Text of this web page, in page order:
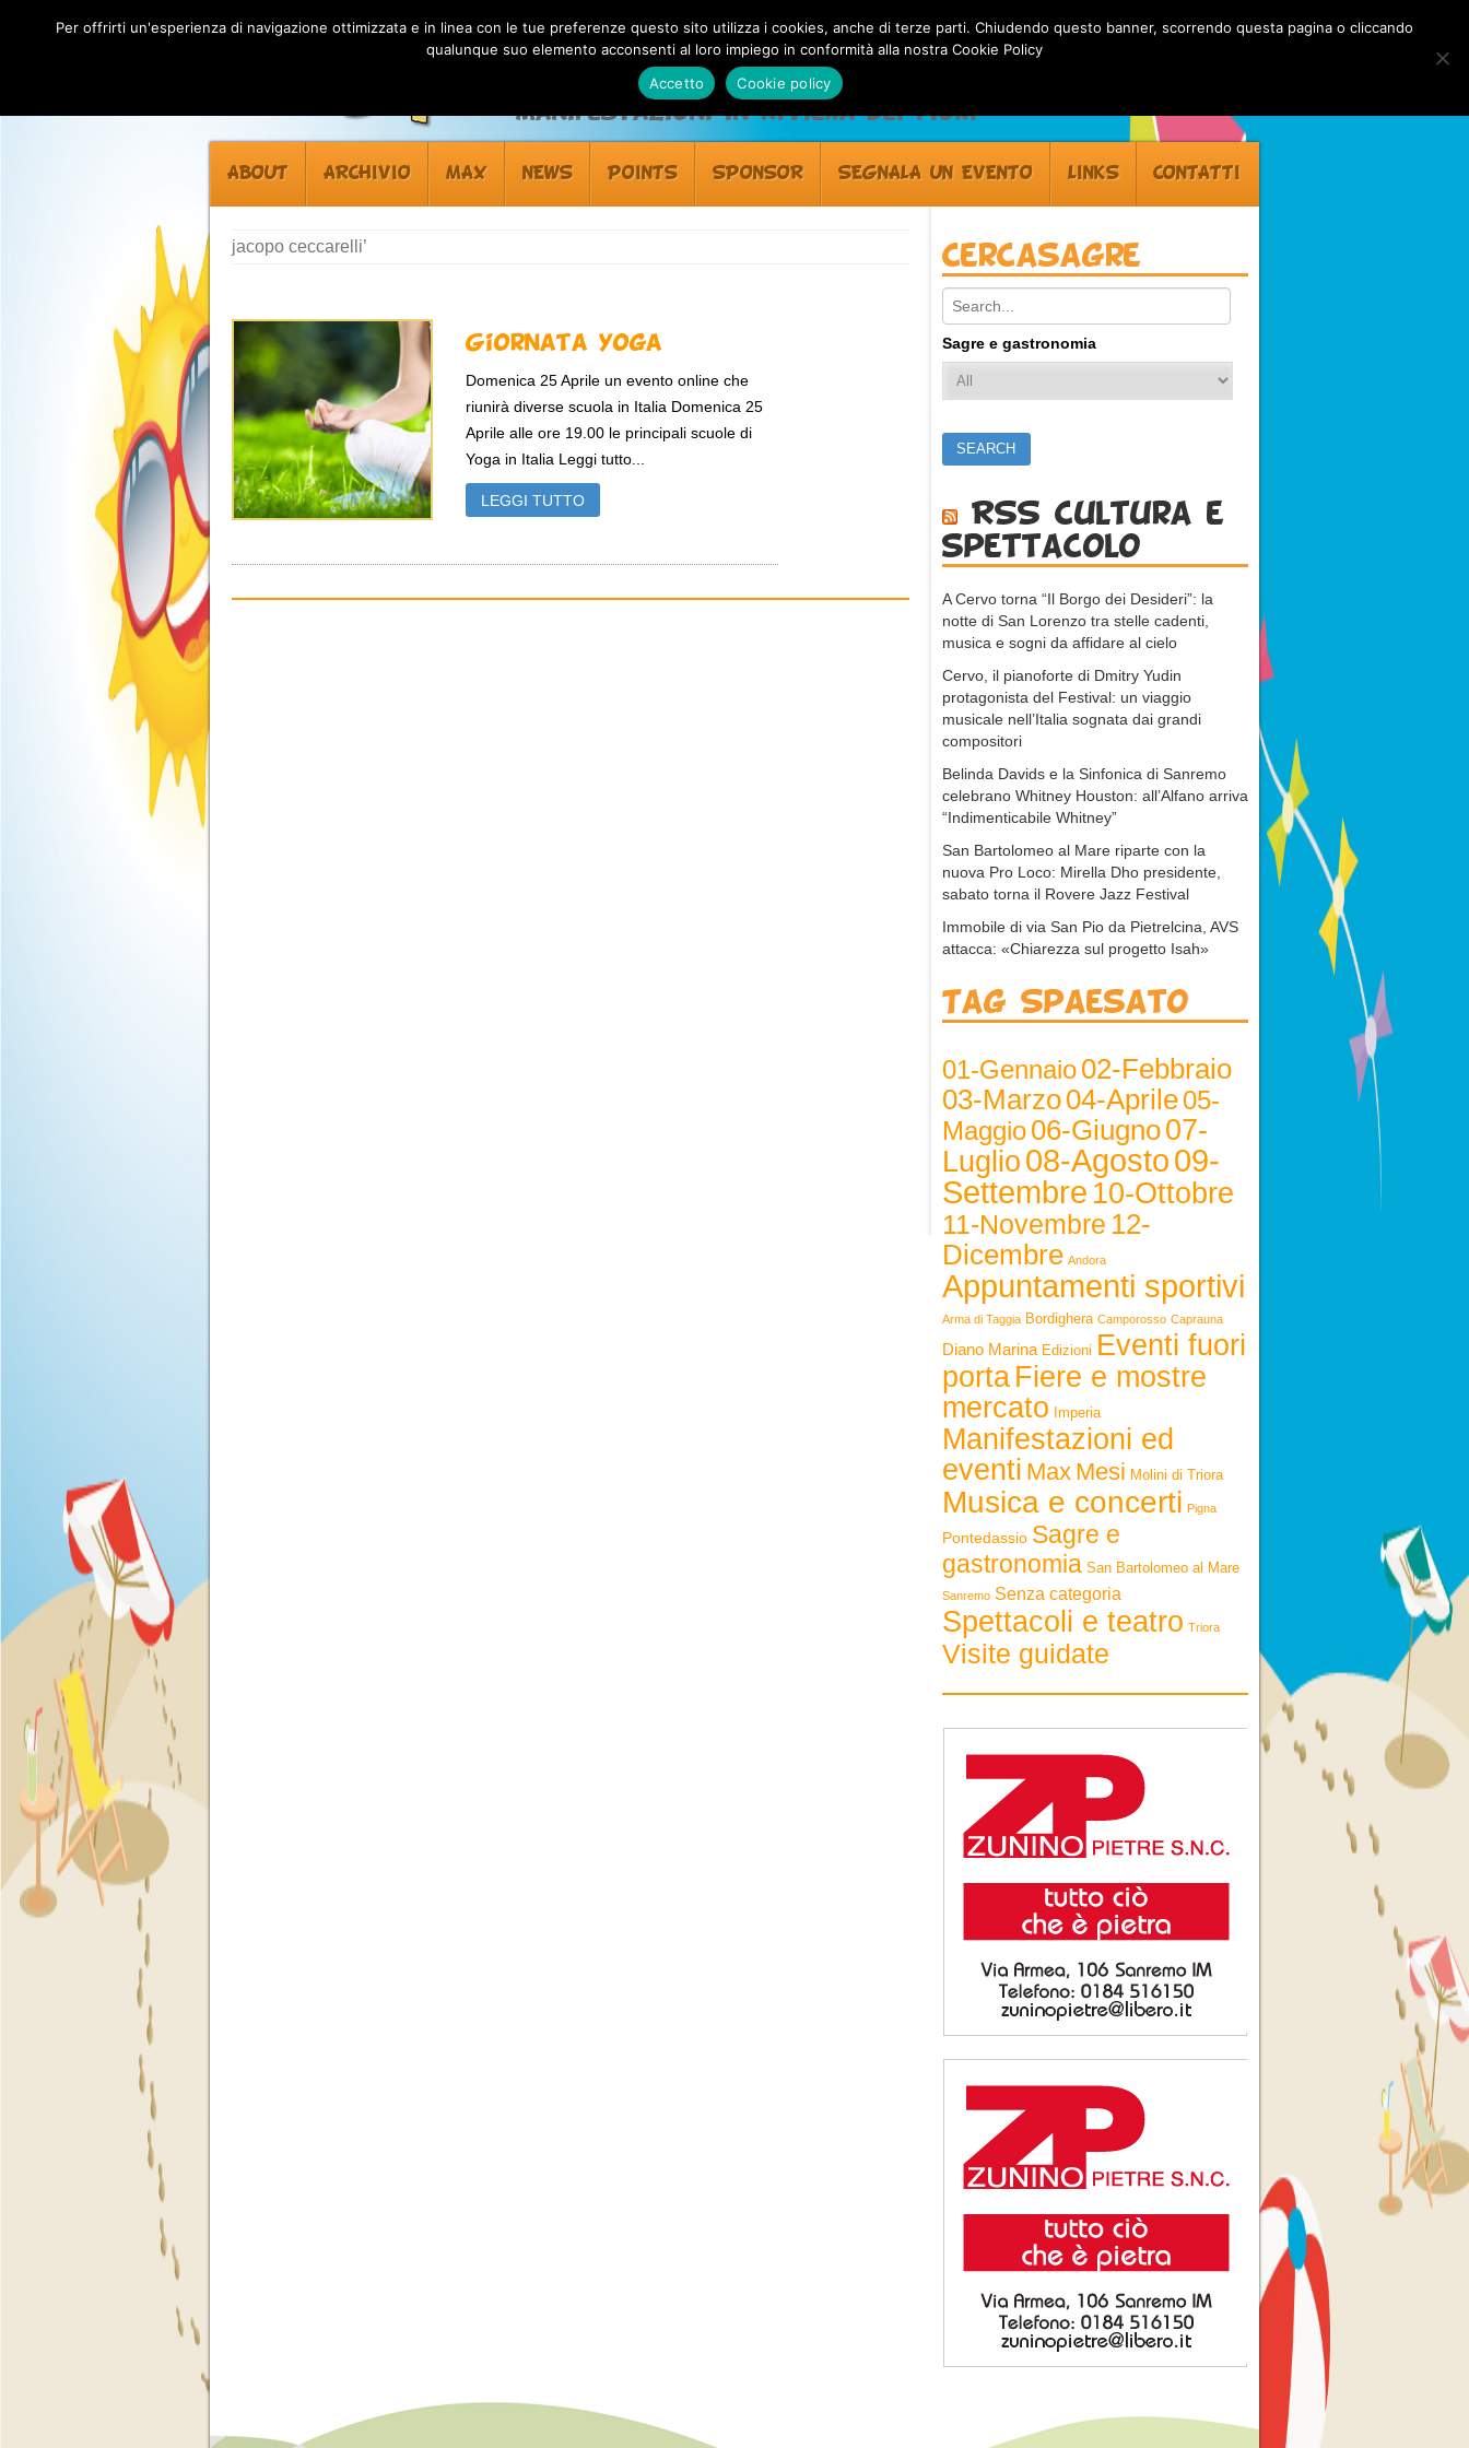
Manifestazioni in Riviera dei Fiori
ABOUT ARCHIVIO MAX NEWS POINTS SPONSOR SEGNALA UN EVENTO LINKS CONTATTI
jacopo ceccarelli’
Giornata Yoga
Domenica 25 Aprile un evento online che
riunirà diverse scuola in Italia Domenica 25
Aprile alle ore 19.00 le principali scuole di
Yoga in Italia Leggi tutto...
LEGGI TUTTO
Cercasagre
Search:
Sagre e gastronomia
RSS cultura e
spettacolo
A Cervo torna “Il Borgo dei Desideri”: la
notte di San Lorenzo tra stelle cadenti,
musica e sogni da affidare al cielo
Cervo, il pianoforte di Dmitry Yudin
protagonista del Festival: un viaggio
musicale nell’Italia sognata dai grandi
compositori
Belinda Davids e la Sinfonica di Sanremo
celebrano Whitney Houston: all’Alfano arriva
“Indimenticabile Whitney”
San Bartolomeo al Mare riparte con la
nuova Pro Loco: Mirella Dho presidente,
sabato torna il Rovere Jazz Festival
Immobile di via San Pio da Pietrelcina, AVS
attacca: «Chiarezza sul progetto Isah»
Tag Spaesato
01-Gennaio02-Febbraio
03-Marzo04-Aprile05-
Maggio06-Giugno07-
Luglio 08-Agosto09-
Settembre 10-Ottobre
11-Novembre 12-
Dicembre Andora
Appuntamenti sportivi
Arma di Taggia Bordighera Camporosso Caprauna
Diano Marina Edizioni Eventi fuori
porta Fiere e mostre
mercato
Imperia
Manifestazioni ed
eventi Max Mesi Molini di Triora
Musica e concerti Pigna
Pontedassio Sagre e
gastronomia San Bartolomeo al Mare
Sanremo Senza categoria
Spettacoli e teatro Triora
Visite guidate
Per offrirti un'esperienza di navigazione ottimizzata e in linea con le tue preferenze questo sito utilizza i cookies, anche di terze parti. Chiudendo questo banner, scorrendo questa pagina o cliccando
qualunque suo elemento acconsenti al loro impiego in conformità alla nostra Cookie Policy
Accetto
Cookie policy